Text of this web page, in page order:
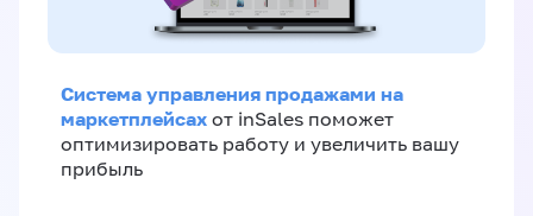
Система управления продажами на
маркетплейсах от inSales поможет
оптимизировать работу и увеличить вашу
прибыль